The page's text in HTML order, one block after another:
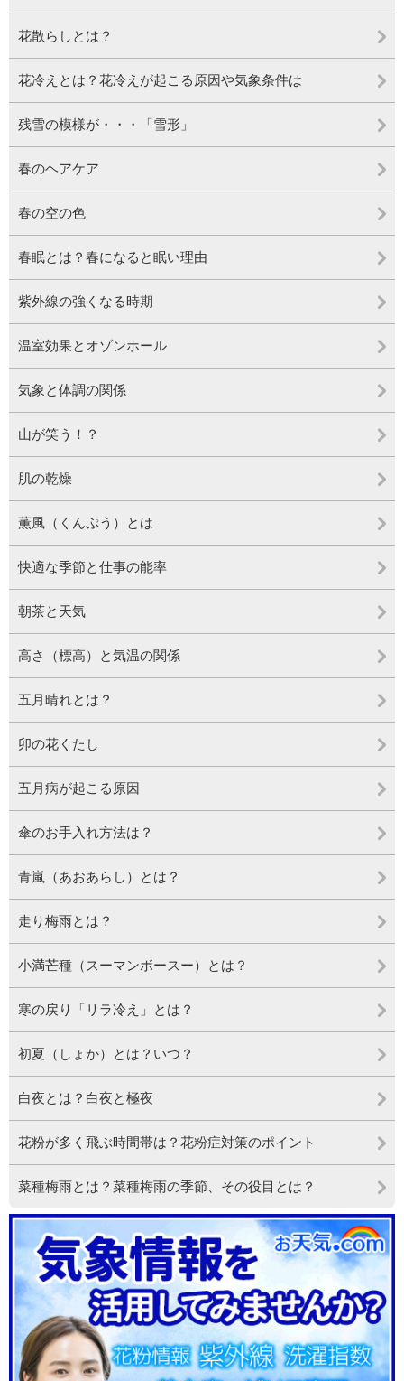
花散らしとは？
花冷えとは？花冷えが起こる原因や気象条件は
残雪の模様が・・・「雪形」
春のヘアケア
春の空の色
春眠とは？春になると眠い理由
紫外線の強くなる時期
温室効果とオゾンホール
気象と体調の関係
山が笑う！？
肌の乾燥
薫風（くんぷう）とは
快適な季節と仕事の能率
朝茶と天気
高さ（標高）と気温の関係
五月晴れとは？
卯の花くたし
五月病が起こる原因
傘のお手入れ方法は？
青嵐（あおあらし）とは？
走り梅雨とは？
小満芒種（スーマンボースー）とは？
寒の戻り「リラ冷え」とは？
初夏（しょか）とは？いつ？
白夜とは？白夜と極夜
花粉が多く飛ぶ時間帯は？花粉症対策のポイント
菜種梅雨とは？菜種梅雨の季節、その役目とは？